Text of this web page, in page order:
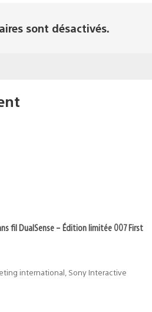
sont désactivés.
fil DualSense – Édition limitée 007 First
international, Sony Interactive